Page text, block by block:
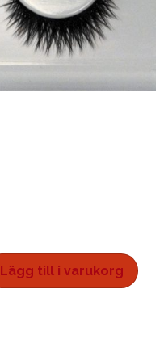
Lägg till i varukorg